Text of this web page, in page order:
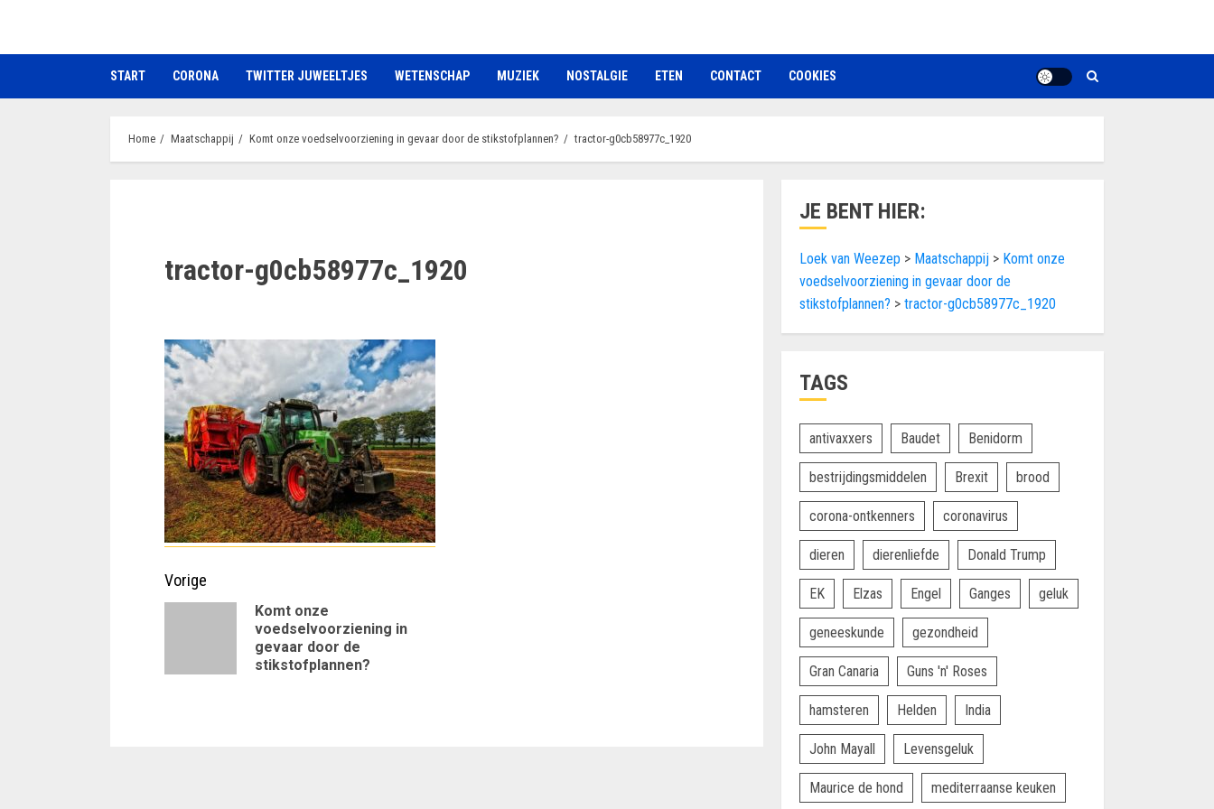
de
START CORONA TWITTER JUWEELTJES WETENSCHAP MUZIEK NOSTALGIE ETEN CONTACT COOKIES
Home Maatschappij Komt onze voedselvoorziening in gevaar door de stikstofplannen? tractor-g0cb58977c_1920
tractor-g0cb58977c_1920
Doorgaan
Vorige
Komt onze
voedselvoorziening in
gevaar door de
stikstofplannen?
JE BENT HIER:
Loek van Weezep > Maatschappij > Komt onze
voedselvoorziening in gevaar door de
stikstofplannen? >tractor-g0cb58977c_1920
TAGS
antivaxxers Baudet Benidorm
bestrijdingsmiddelen Brexit brood
corona-ontkenners coronavirus
dieren dierenliefde Donald Trump
EK Elzas Engel Ganges geluk
geneeskunde gezondheid
Gran Canaria Guns 'n' Roses
hamsteren Helden India
John Mayall Levensgeluk
Maurice de hond mediterraanse keuken